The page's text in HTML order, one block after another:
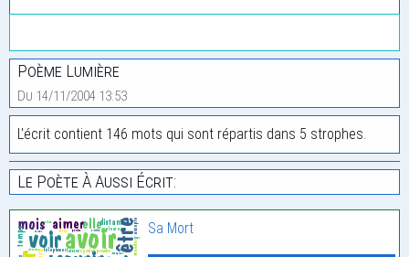
Poème Lumière
Du 14/11/2004 13:53
L'écrit contient 146 mots qui sont répartis dans 5 strophes.
Le Poète À Aussi Écrit:
Sa Mort